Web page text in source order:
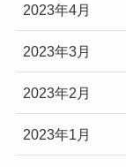
2023年4月
2023年3月
2023年2月
2023年1月